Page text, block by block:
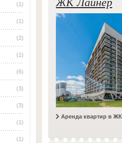
(1)
(1)
(2)
(1)
(6)
(3)
(3)
(1)
(1)
Аренда квартир в